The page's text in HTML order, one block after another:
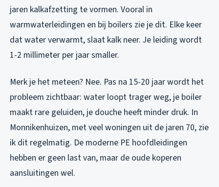
jaren kalkafzetting te vormen. Vooral in
warmwaterleidingen en bij boilers zie je dit. Elke keer
dat water verwarmt, slaat kalk neer. Je leiding wordt
1-2 millimeter per jaar smaller.
Merk je het meteen? Nee. Pas na 15-20 jaar wordt het
probleem zichtbaar: water loopt trager weg, je boiler
maakt rare geluiden, je douche heeft minder druk. In
Monnikenhuizen, met veel woningen uit de jaren 70, zie
ik dit regelmatig. De moderne PE hoofdleidingen
hebben er geen last van, maar de oude koperen
aansluitingen wel.